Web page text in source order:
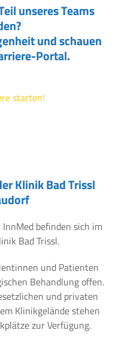
unseres Teams
und schauen
Portal.
starten!
Klinik Bad Trissl
InnMed befinden sich im
Bad Trissl.
und Patienten
Behandlung offen.
und privaten
Klinikgelände stehen
zur Verfügung.